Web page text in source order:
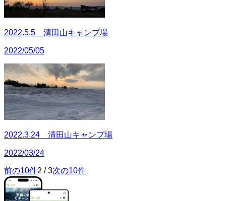
2022.5.5 清田山キャンプ場
2022/05/05
2022.3.24 清田山キャンプ場
2022/03/24
前の10件2 /3次の10件